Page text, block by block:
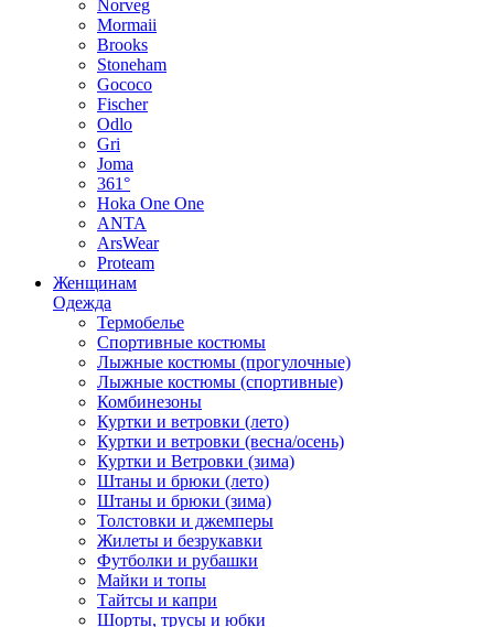
Norveg
Mormaii
Brooks
Stoneham
Gococo
Fischer
Odlo
Gri
Joma
361°
Hoka One One
ANTA
ArsWear
Proteam
Женщинам
Одежда
Термобелье
Спортивные костюмы
Лыжные костюмы (прогулочные)
Лыжные костюмы (спортивные)
Комбинезоны
Куртки и ветровки (лето)
Куртки и ветровки (весна/осень)
Куртки и Ветровки (зима)
Штаны и брюки (лето)
Штаны и брюки (зима)
Толстовки и джемперы
Жилеты и безрукавки
Футболки и рубашки
Майки и топы
Тайтсы и капри
Шорты, трусы и юбки